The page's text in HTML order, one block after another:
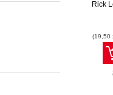
Rick
(19,50